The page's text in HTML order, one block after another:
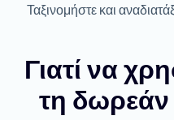
Ταξινομήστε και
Γιατί να
τη δωρεάν